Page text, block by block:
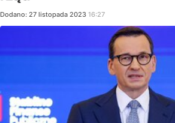
Dodano: 27 listopada 2023 16:27